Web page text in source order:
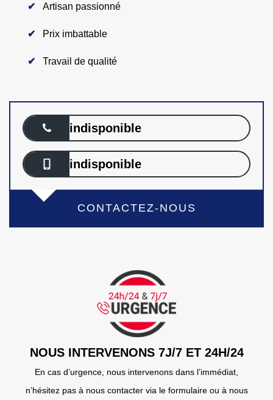
Artisan passionné
Prix imbattable
Travail de qualité
indisponible
indisponible
CONTACTEZ-NOUS
NOUS INTERVENONS 7J/7 ET 24H/24
En cas d’urgence, nous intervenons dans l’immédiat,
n’hésitez pas à nous contacter via le formulaire ou à nous